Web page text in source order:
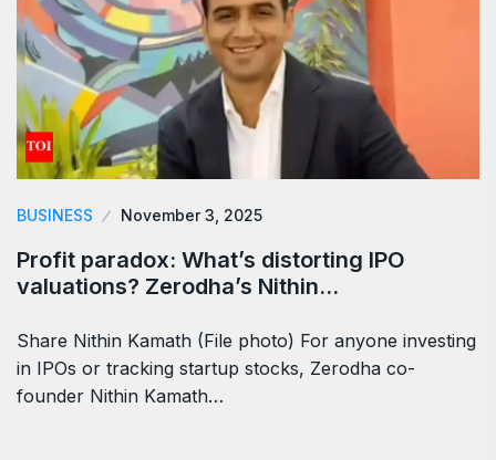
BUSINESS November 3, 2025
Profit paradox: What’s distorting IPO
valuations? Zerodha’s Nithin…
Share Nithin Kamath (File photo) For anyone investing
in IPOs or tracking startup stocks, Zerodha co-
founder Nithin Kamath…